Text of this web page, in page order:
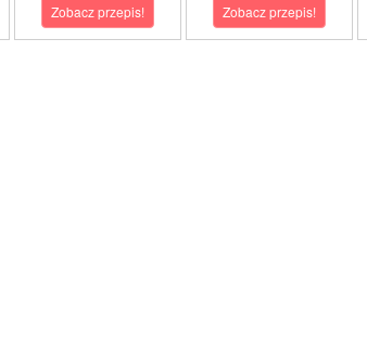
Zobacz przepis! Zobacz przepis!